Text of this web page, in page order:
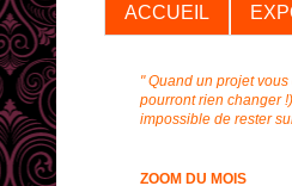
ACCUEIL
" Quand un projet vous
pourront rien changer
impossible de rester
ZOOM DU MOIS